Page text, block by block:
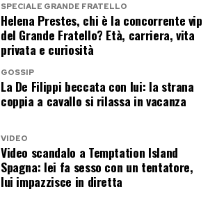
SPECIALE GRANDE FRATELLO
Helena Prestes, chi è la concorrente vip
del Grande Fratello? Età, carriera, vita
privata e curiosità
GOSSIP
La De Filippi beccata con lui: la strana
coppia a cavallo si rilassa in vacanza
VIDEO
Video scandalo a Temptation Island
Spagna: lei fa sesso con un tentatore,
lui impazzisce in diretta